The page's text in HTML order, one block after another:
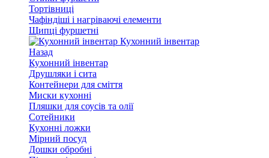
Тортівниці
Чафіндіші і нагріваючі елементи
Щипці фуршетні
Кухонний інвентар
Назад
Кухонний інвентар
Друшляки і сита
Контейнери для сміття
Миски кухонні
Пляшки для соусів та олії
Сотейники
Кухонні ложки
Мірний посуд
Дошки обробні